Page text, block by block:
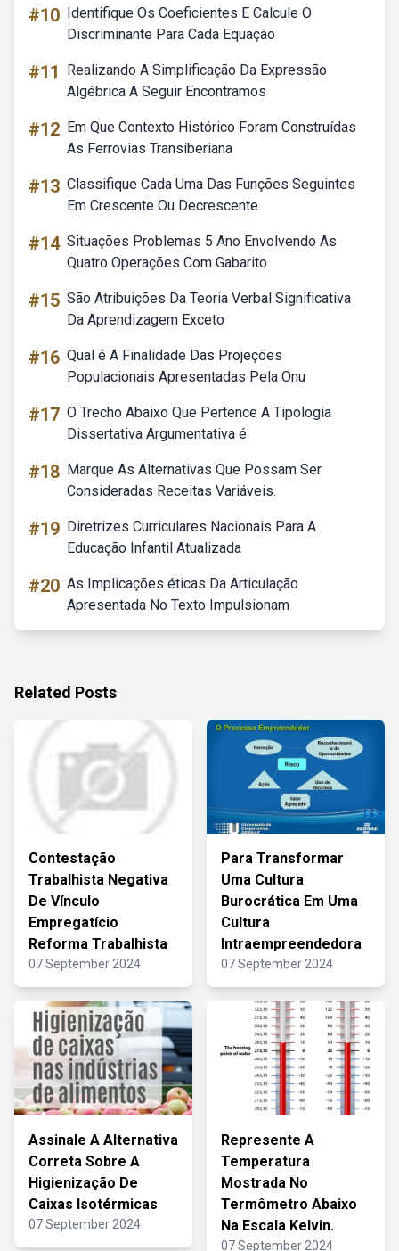
#10 Identifique Os Coeficientes E Calcule O
Discriminante Para Cada Equação
#11
Realizando A Simplificação Da Expressão
Algébrica A Seguir Encontramos
#12 Em Que Contexto Histórico Foram Construídas
As Ferrovias Transiberiana
#13 Classifique Cada Uma Das Funções Seguintes
Em Crescente Ou Decrescente
#14 Situações Problemas 5 Ano Envolvendo As
Quatro Operações Com Gabarito
#15 São Atribuições Da Teoria Verbal Significativa
Da Aprendizagem Exceto
#16 Qual é A Finalidade Das Projeções
Populacionais Apresentadas Pela Onu
#17 O Trecho Abaixo Que Pertence A Tipologia
Dissertativa Argumentativa é
#18 Marque As Alternativas Que Possam Ser
Consideradas Receitas Variáveis.
#19 Diretrizes Curriculares Nacionais Para A
Educação Infantil Atualizada
#20 As Implicações éticas Da Articulação
Apresentada No Texto Impulsionam
Related Posts
Contestação
Trabalhista Negativa
De Vínculo
Empregatício
Reforma Trabalhista
07 September 2024
Para Transformar
Uma Cultura
Burocrática Em Uma
Cultura
Intraempreendedora
07 September 2024
Assinale A Alternativa
Correta Sobre A
Higienização De
Caixas Isotérmicas
07 September 2024
Represente A
Temperatura
Mostrada No
Termômetro Abaixo
Na Escala Kelvin.
07 September 2024